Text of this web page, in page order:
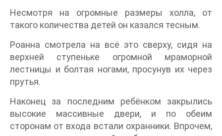
Несмотря на огромные размеры холла, от
такого количества детей он казался тесным.
Роанна смотрела на всё это сверху, сидя на
верхней ступеньке огромной мраморной
лестницы и болтая ногами, просунув их через
прутья.
Наконец за последним ребёнком закрылись
высокие массивные двери, и по обеим
сторонам от входа встали охранники. Впрочем,